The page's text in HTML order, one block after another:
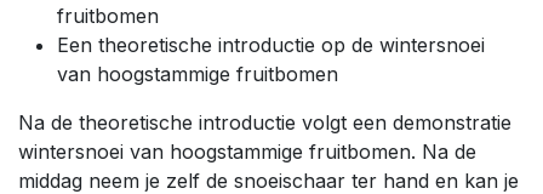
fruitbomen
Een theoretische introductie op de wintersnoei
van hoogstammige fruitbomen
Na de theoretische introductie volgt een demonstratie
wintersnoei van hoogstammige fruitbomen. Na de
middag neem je zelf de snoeischaar ter hand en kan je